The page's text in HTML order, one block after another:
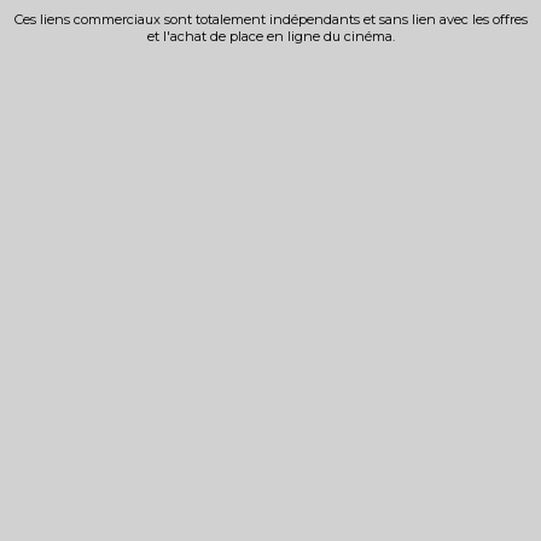
Ces liens commerciaux sont totalement indépendants et sans lien avec les offres
et l'achat de place en ligne du cinéma.